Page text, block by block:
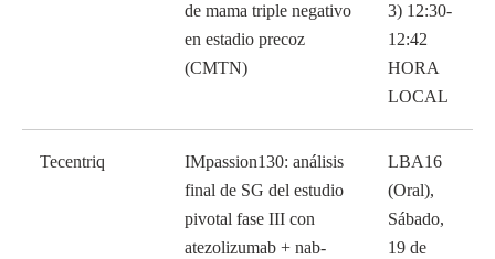
de mama triple negativo
en estadio precoz
(CMTN)
3) 12:30-
12:42
HORA
LOCAL
Tecentriq
IMpassion130: análisis
final de SG del estudio
pivotal fase III con
atezolizumab + nab-
LBA16
(Oral),
Sábado,
19 de